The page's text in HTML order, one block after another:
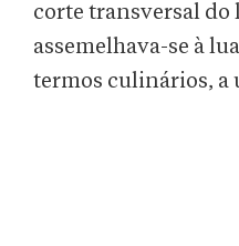
corte transversal
assemelhava-se à
termos culinários, a